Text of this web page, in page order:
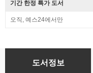
기간 한정 특가 도서
오직, 예스24에서만
자녀를 성공시킨 엄마
도서정보